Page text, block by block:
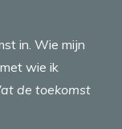
in. Wie mijn
wie ik
de toekomst